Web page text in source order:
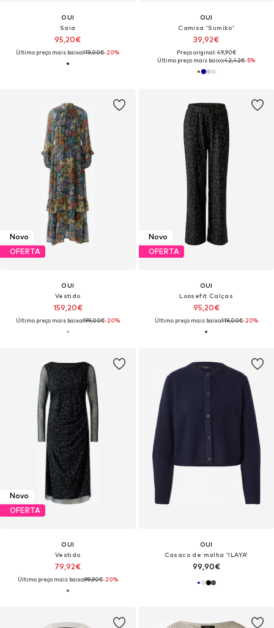
OUI
Saia
95,20€
Último preço mais baixo:119,00€-20%
OUI
Camisa 'Sumiko'
39,92€
Preço original: 49,90€
Último preço mais baixo:42,42€-5%
Novo
OFERTA
OUI
Vestido
159,20€
Último preço mais baixo:199,00€-20%
Novo
OFERTA
OUI
Loosefit Calças
95,20€
Último preço mais baixo:119,00€-20%
Novo
OFERTA
OUI
Vestido
79,92€
Último preço mais baixo:99,90€-20%
OUI
Casaco de malha 'ILAYA'
99,90€